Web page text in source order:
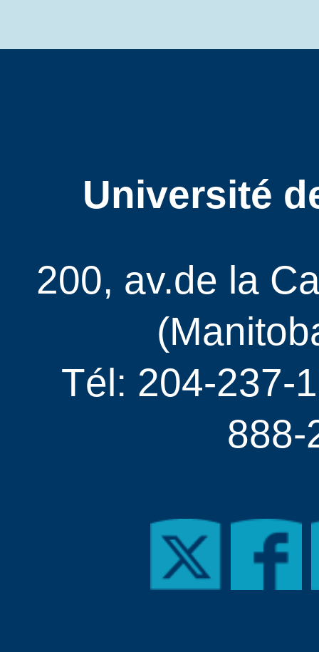
Université
200, av.de la
Tél: 204-237-
888-